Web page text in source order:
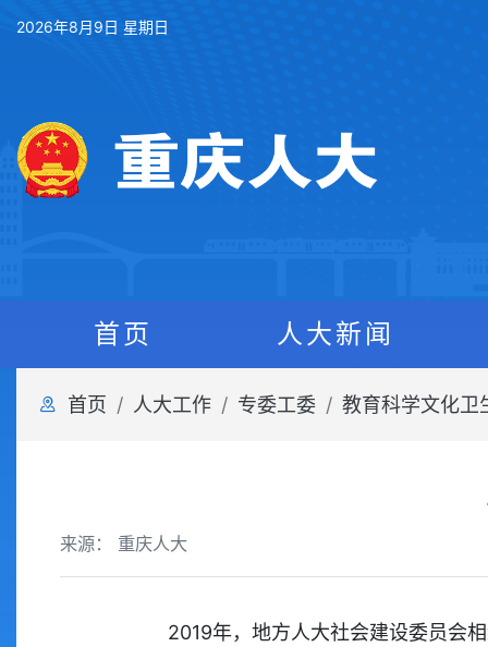
2026年8月9日 星期日
首页 人大新闻
首页 人大工作 专委工委 教育科学文化卫
来源： 重庆人大
2019年，地方人大社会建设委员会